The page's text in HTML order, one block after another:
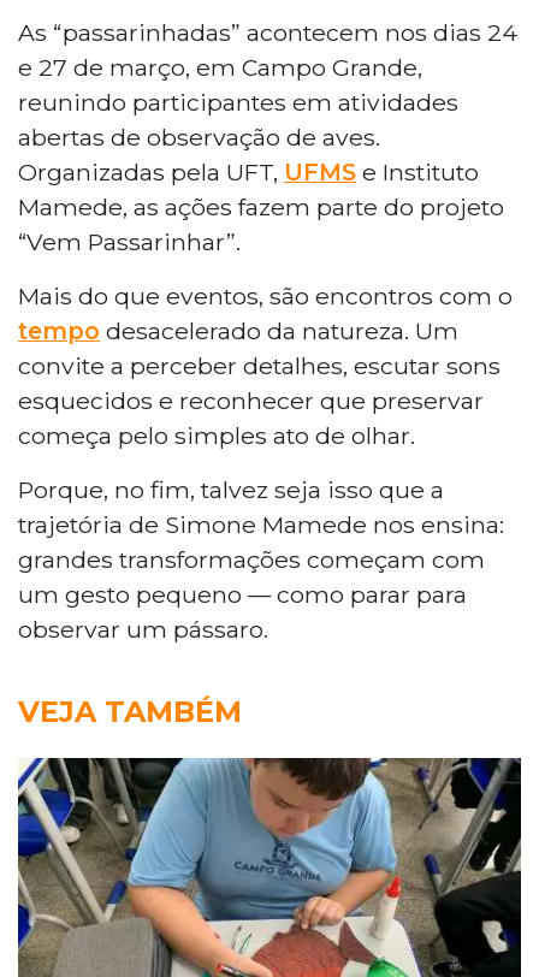
As “passarinhadas” acontecem nos dias 24
e 27 de março, em Campo Grande,
reunindo participantes em atividades
abertas de observação de aves.
Organizadas pela UFT, UFMS e Instituto
Mamede, as ações fazem parte do projeto
“Vem Passarinhar”.
Mais do que eventos, são encontros com o
tempo desacelerado da natureza. Um
convite a perceber detalhes, escutar sons
esquecidos e reconhecer que preservar
começa pelo simples ato de olhar.
Porque, no fim, talvez seja isso que a
trajetória de Simone Mamede nos ensina:
grandes transformações começam com
um gesto pequeno — como parar para
observar um pássaro.
VEJA TAMBÉM